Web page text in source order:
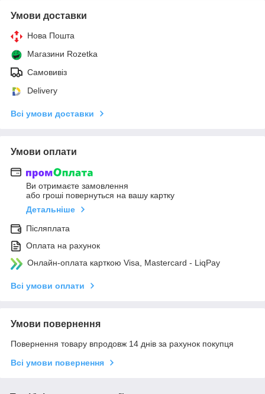
Умови доставки
Нова Пошта
Магазини Rozetka
Самовивіз
Delivery
Всі умови доставки
Умови оплати
Ви отримаєте замовлення
або гроші повернуться на вашу картку
Детальніше
Післяплата
Оплата на рахунок
Онлайн-оплата карткою Visa, Mastercard - LiqPay
Всі умови оплати
Умови повернення
Повернення товару впродовж 14 днів за рахунок покупця
Всі умови повернення